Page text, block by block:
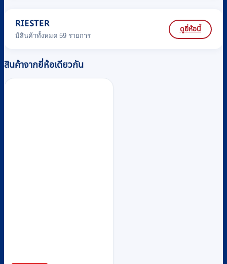
RIESTER
มีสินค้าทั้งหมด 59 รายการ
ดูยี่ห้อนี้
สินค้าจากยี่ห้อเดียวกัน